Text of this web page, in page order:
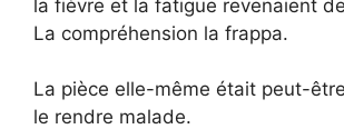
la fièvre et la fatigue revenaient
La compréhension la frappa.
La pièce elle-même était peut-
le rendre malade.